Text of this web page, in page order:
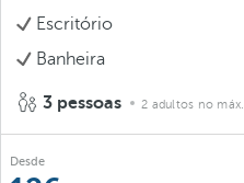
Escritório
Banheira
3 pessoas 2 adultos no máx.
Desde